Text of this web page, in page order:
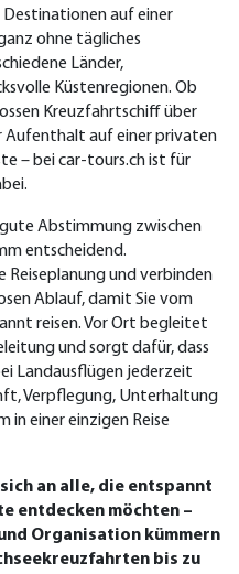
Destinationen auf einer
ohne tägliches
Länder,
Küstenregionen. Ob
Kreuzfahrtschiff über
Aufenthalt auf einer privaten
– bei car-tours.ch ist für
Abstimmung zwischen
entscheidend.
Reiseplanung und verbinden
Ablauf, damit Sie vom
reisen. Vor Ort begleitet
und sorgt dafür, dass
Landausflügen jederzeit
Verpflegung, Unterhaltung
in einer einzigen Reise
an alle, die entspannt
entdecken möchten –
Organisation kümmern
bis zu